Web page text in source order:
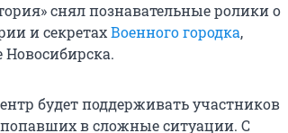
снял познавательные ролики о
и секретахВоенного городка,
будет поддерживать участников
в сложные ситуации. С